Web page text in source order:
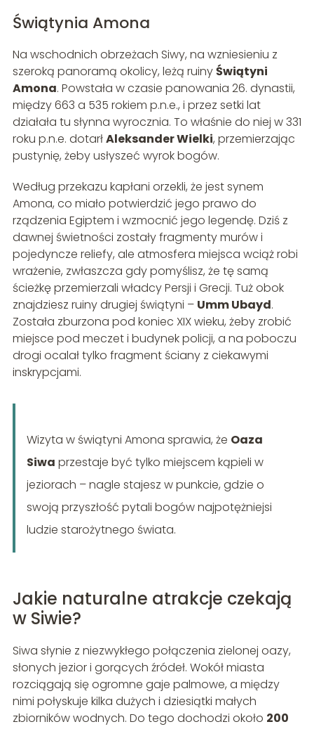
Świątynia Amona
Na wschodnich obrzeżach Siwy, na wzniesieniu z
szeroką panoramą okolicy, leżą ruinyŚwiątyni
Amona. Powstała w czasie panowania 26. dynastii,
między 663 a 535 rokiem p.n.e., i przez setki lat
działała tu słynna wyrocznia. To właśnie do niej w 331
roku p.n.e. dotarłAleksander Wielki, przemierzając
pustynię, żeby usłyszeć wyrok bogów.
Według przekazu kapłani orzekli, że jest synem
Amona, co miało potwierdzić jego prawo do
rządzenia Egiptem i wzmocnić jego legendę. Dziś z
dawnej świetności zostały fragmenty murów i
pojedyncze reliefy, ale atmosfera miejsca wciąż robi
wrażenie, zwłaszcza gdy pomyślisz, że tę samą
ścieżkę przemierzali władcy Persji i Grecji. Tuż obok
znajdziesz ruiny drugiej świątyni – Umm Ubayd.
Została zburzona pod koniec XIX wieku, żeby zrobić
miejsce pod meczet i budynek policji, a na poboczu
drogi ocalał tylko fragment ściany z ciekawymi
inskrypcjami.
Wizyta w świątyni Amona sprawia, że Oaza
Siwa przestaje być tylko miejscem kąpieli w
jeziorach – nagle stajesz w punkcie, gdzie o
swoją przyszłość pytali bogów najpotężniejsi
ludzie starożytnego świata.
Jakie naturalne atrakcje czekają
w Siwie?
Siwa słynie z niezwykłego połączenia zielonej oazy,
słonych jezior i gorących źródeł. Wokół miasta
rozciągają się ogromne gaje palmowe, a między
nimi połyskuje kilka dużych i dziesiątki małych
zbiorników wodnych. Do tego dochodzi około 200